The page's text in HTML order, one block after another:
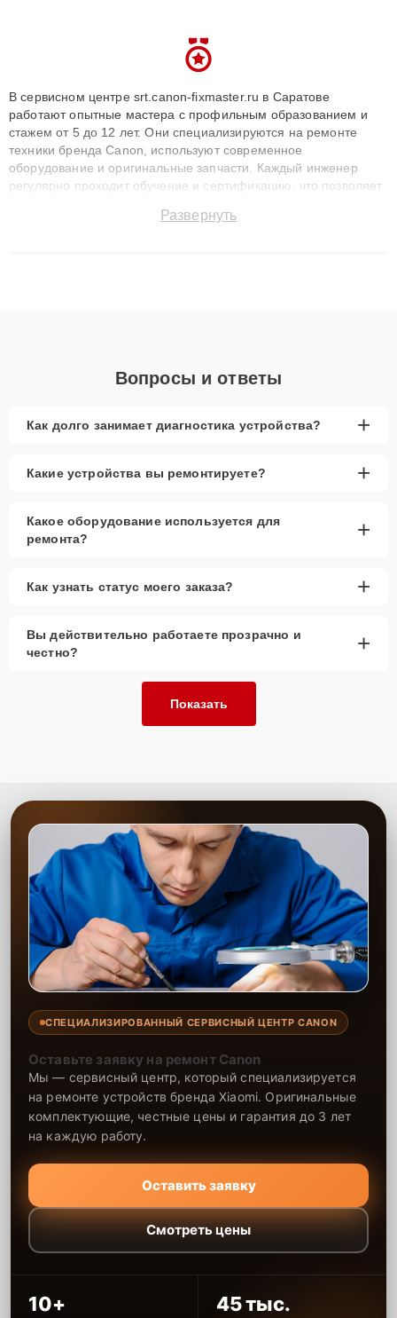
В сервисном центре srt.canon-fixmaster.ru в Саратове
работают опытные мастера с профильным образованием и
стажем от 5 до 12 лет. Они специализируются на ремонте
техники бренда Canon, используют современное
оборудование и оригинальные запчасти. Каждый инженер
регулярно проходит обучение и сертификацию, что позволяет
технику с сохранением гарантии до 3 лет. Наши мастера
Развернуть
Вопросы и ответы
Как долго занимает диагностика устройства? +
Какие устройства вы ремонтируете? +
Какое оборудование используется для
ремонта?
+
Как узнать статус моего заказа? +
Вы действительно работаете прозрачно и
честно?
+
Показать
СПЕЦИАЛИЗИРОВАННЫЙ СЕРВИСНЫЙ ЦЕНТР CANON
Оставьте заявку на ремонт Canon
Мы — сервисный центр, который специализируется
на ремонте устройств бренда Xiaomi. Оригинальные
комплектующие, честные цены и гарантия до 3 лет
на каждую работу.
Оставить заявку
Смотреть цены
10+ 45 тыс.